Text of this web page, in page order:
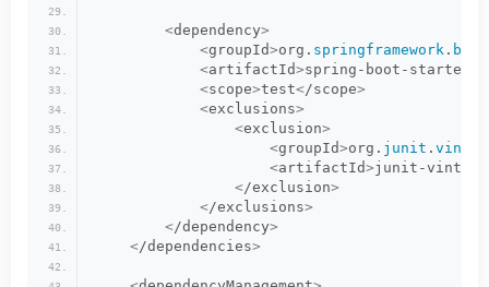
<dependency>
<groupId>org. springframework . boot
<artifactId>spring-boot-starter-
<scope>test</scope>
<exclusions>
<exclusion>
<groupId>org. junit .
<artifactId>junit-
</exclusion>
</exclusions>
</dependency>
</dependencies>